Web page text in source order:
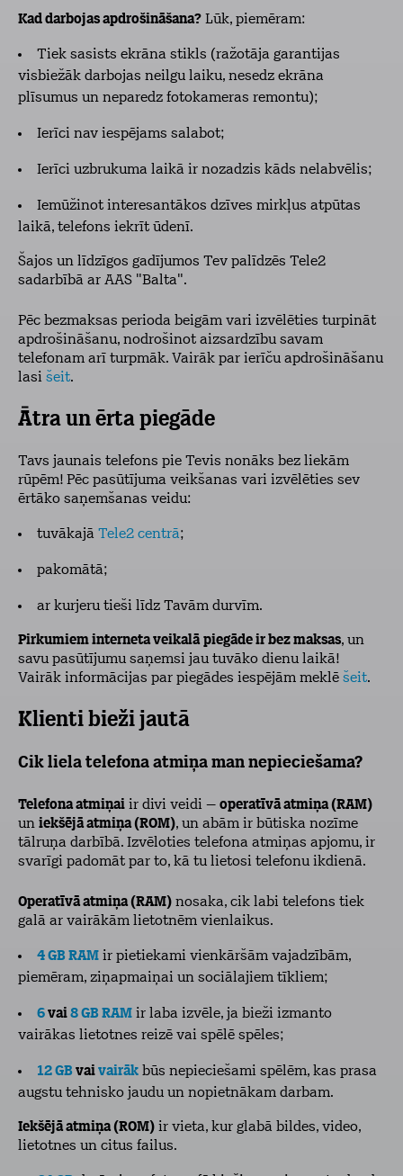
Kad darbojas apdrošināšana? Lūk, piemēram:
Tiek sasists ekrāna stikls (ražotāja garantijas
visbiežāk darbojas neilgu laiku, nesedz ekrāna
plīsumus un neparedz fotokameras remontu);
Ierīci nav iespējams salabot;
Ierīci uzbrukuma laikā ir nozadzis kāds nelabvēlis;
Iemūžinot interesantākos dzīves mirkļus atpūtas
laikā, telefons iekrīt ūdenī.
Šajos un līdzīgos gadījumos Tev palīdzēs Tele2
sadarbībā ar AAS "Balta".
Pēc bezmaksas perioda beigām vari izvēlēties turpināt
apdrošināšanu, nodrošinot aizsardzību savam
telefonam arī turpmāk. Vairāk par ierīču apdrošināšanu
lasi šeit.
Ātra un ērta piegāde
Tavs jaunais telefons pie Tevis nonāks bez liekām
rūpēm! Pēc pasūtījuma veikšanas vari izvēlēties sev
ērtāko saņemšanas veidu:
tuvākajā Tele2 centrā;
pakomātā;
ar kurjeru tieši līdz Tavām durvīm.
Pirkumiem interneta veikalā piegāde ir bez maksas, un
savu pasūtījumu saņemsi jau tuvāko dienu laikā!
Vairāk informācijas par piegādes iespējām meklē šeit.
Klienti bieži jautā
Cik liela telefona atmiņa man nepieciešama?
Telefona atmiņai ir divi veidi – operatīvā atmiņa (RAM)
un iekšējā atmiņa (ROM), un abām ir būtiska nozīme
tālruņa darbībā. Izvēloties telefona atmiņas apjomu, ir
svarīgi padomāt par to, kā tu lietosi telefonu ikdienā.
Operatīvā atmiņa (RAM) nosaka, cik labi telefons tiek
galā ar vairākām lietotnēm vienlaikus.
4 GB RAM ir pietiekami vienkāršām vajadzībām,
piemēram, ziņapmaiņai un sociālajiem tīkliem;
6vai8 GB RAM ir laba izvēle, ja bieži izmanto
vairākas lietotnes reizē vai spēlē spēles;
12 GBvaivairāk būs nepieciešami spēlēm, kas prasa
augstu tehnisko jaudu un nopietnākam darbam.
Iekšējā atmiņa (ROM) ir vieta, kur glabā bildes, video,
lietotnes un citus failus.